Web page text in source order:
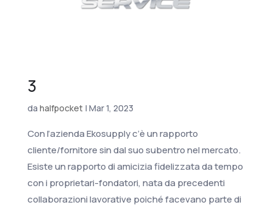
3
da halfpocket| Mar 1, 2023
Con l’azienda Ekosupply c’è un rapporto
cliente/fornitore sin dal suo subentro nel mercato.
Esiste un rapporto di amicizia fidelizzata da tempo
con i proprietari-fondatori, nata da precedenti
collaborazioni lavorative poiché facevano parte di